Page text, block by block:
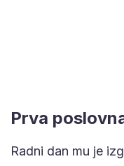
Prva
Radni dan mu je